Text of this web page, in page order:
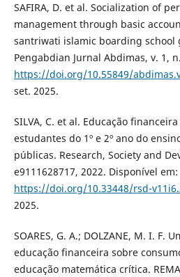
SAFIRA, D. et al. Socialization of
management through basic
santriwati islamic boarding school
Pengabdian Jurnal Abdimas, v. 1,
https://doi.org/10.55849/
set. 2025.
SILVA, C. et al. Educação
estudantes do 1º e 2º ano do
públicas. Research, Society and
e9111628717, 2022. Disponível em:
https://doi.org/10.33448/rsd-
2025.
SOARES, G. A.; DOLZANE, M. I. F.
educação financeira sobre
educação matemática crítica.